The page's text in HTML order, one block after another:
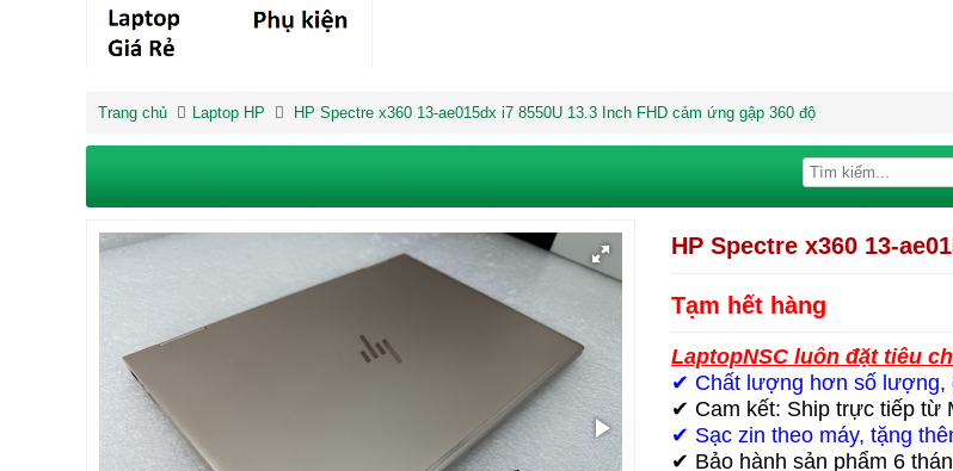
Trang chủ Laptop HP HP Spectre x360 13-ae015dx i7 8550U 13.3 Inch FHD cảm ứng gập 360 độ
HP Spectre x360 13-
Tạm hết hàng
LaptopNSC luôn đặt tiêu
✔ Chất lượng hơn số lượng,
✔ Cam kết: Ship trực tiếp từ
✔ Sạc zin theo máy, tặng
✔ Bảo hành sản phẩm 6